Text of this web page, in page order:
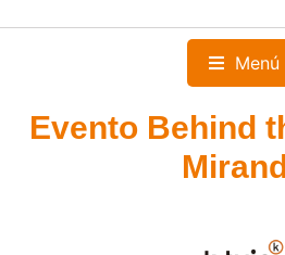
Menú
Evento Behind